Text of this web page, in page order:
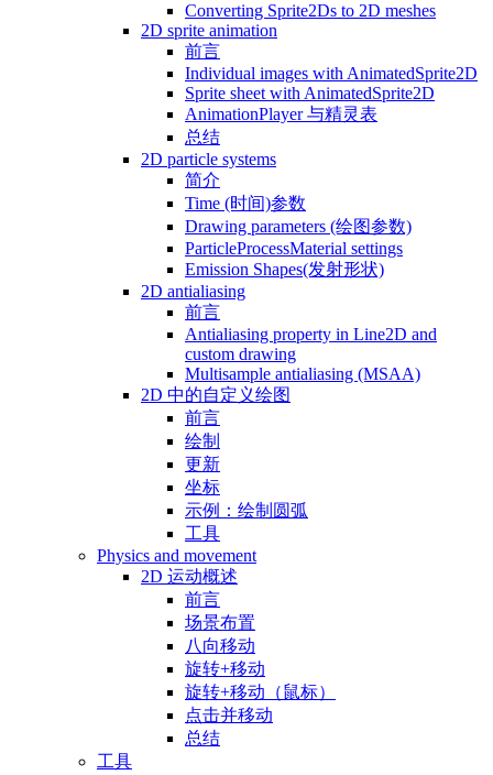
Converting Sprite2Ds to 2D meshes
2D sprite animation
前言
Individual images with AnimatedSprite2D
Sprite sheet with AnimatedSprite2D
AnimationPlayer 与精灵表
总结
2D particle systems
简介
Time (时间)参数
Drawing parameters (绘图参数)
ParticleProcessMaterial settings
Emission Shapes(发射形状)
2D antialiasing
前言
Antialiasing property in Line2D and
custom drawing
Multisample antialiasing (MSAA)
2D 中的自定义绘图
前言
绘制
更新
坐标
示例：绘制圆弧
工具
Physics and movement
2D 运动概述
前言
场景布置
八向移动
旋转+移动
旋转+移动（鼠标）
点击并移动
总结
工具